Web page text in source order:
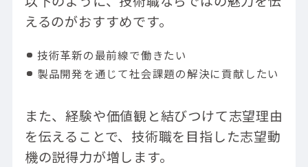
えるのがおすすめです。
技術革新の最前線で働きたい
製品開発を通じて社会課題の解決に貢献したい
また、経験や価値観と結びつけて志望理由
を伝えることで、技術職を目指した志望動
機の説得力が増します。